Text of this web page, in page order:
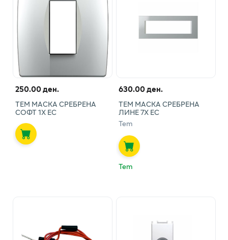
250.00 ден.
ТЕМ МАСКА СРЕБРЕНА
СОФТ 1X ЕС
630.00 ден.
ТЕМ МАСКА СРЕБРЕНА
ЛИНЕ 7X ЕС
Tem
Tem